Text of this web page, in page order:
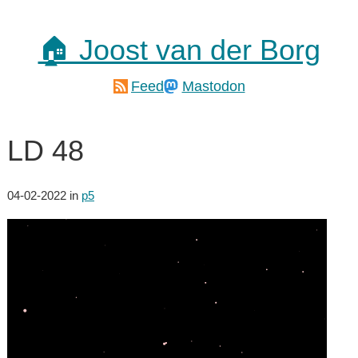
🏠 Joost van der Borg
Feed Mastodon
LD 48
04-02-2022 in p5